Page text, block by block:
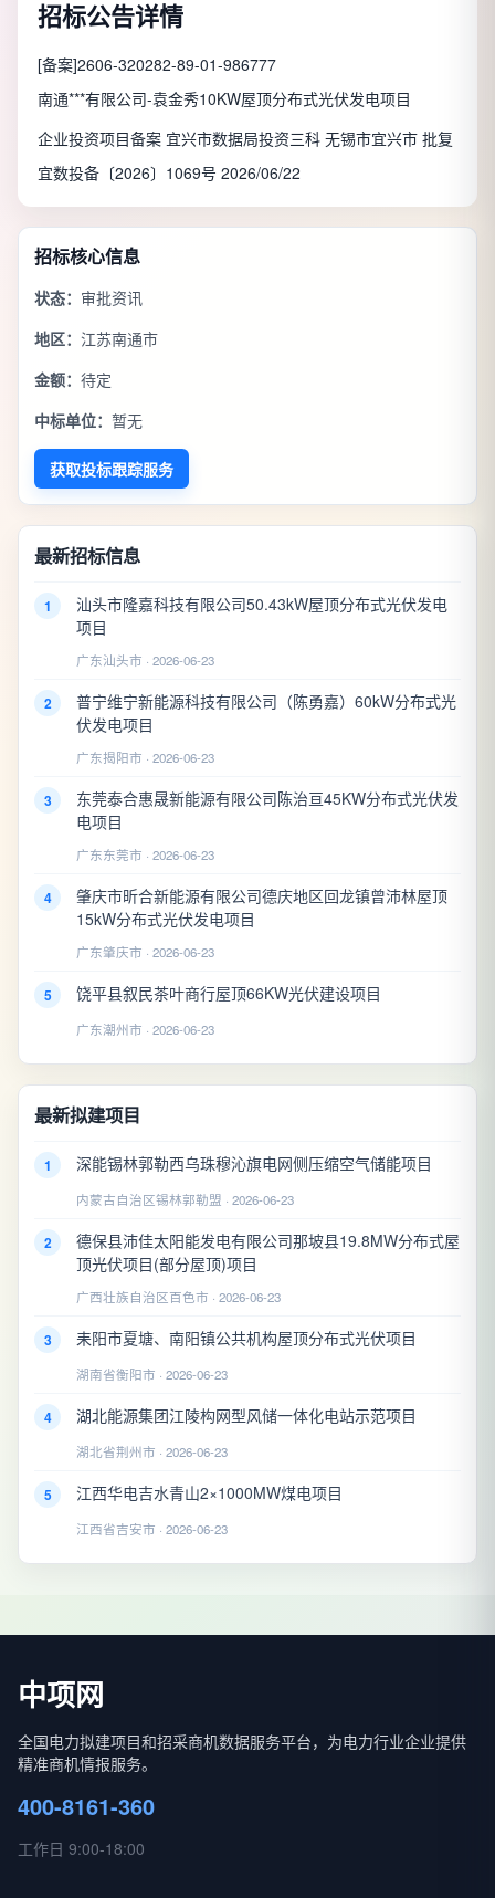
招标公告详情
[备案]2606-320282-89-01-986777
南通***有限公司-袁金秀10KW屋顶分布式光伏发电项目
企业投资项目备案 宜兴市数据局投资三科 无锡市宜兴市 批复
宜数投备〔2026〕1069号 2026/06/22
招标核心信息
状态： 审批资讯
地区： 江苏南通市
金额： 待定
中标单位： 暂无
获取投标跟踪服务
最新招标信息
1
汕头市隆嘉科技有限公司50.43kW屋顶分布式光伏发电
项目
广东汕头市 · 2026-06-23
2
普宁维宁新能源科技有限公司（陈勇嘉）60kW分布式光
伏发电项目
广东揭阳市 · 2026-06-23
3
东莞泰合惠晟新能源有限公司陈治亘45KW分布式光伏发
电项目
广东东莞市 · 2026-06-23
4
肇庆市昕合新能源有限公司德庆地区回龙镇曾沛林屋顶
15kW分布式光伏发电项目
广东肇庆市 · 2026-06-23
5 饶平县叙民茶叶商行屋顶66KW光伏建设项目
广东潮州市 · 2026-06-23
最新拟建项目
1 深能锡林郭勒西乌珠穆沁旗电网侧压缩空气储能项目
内蒙古自治区锡林郭勒盟 · 2026-06-23
2
德保县沛佳太阳能发电有限公司那坡县19.8MW分布式屋
顶光伏项目(部分屋顶)项目
广西壮族自治区百色市 · 2026-06-23
3 耒阳市夏塘、南阳镇公共机构屋顶分布式光伏项目
湖南省衡阳市 · 2026-06-23
4 湖北能源集团江陵构网型风储一体化电站示范项目
湖北省荆州市 · 2026-06-23
5 江西华电吉水青山2×1000MW煤电项目
江西省吉安市 · 2026-06-23
中项网
全国电力拟建项目和招采商机数据服务平台，为电力行业企业提供
精准商机情报服务。
400-8161-360
工作日 9:00-18:00